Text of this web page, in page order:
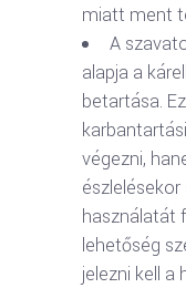
miatt ment
A
alapja a
betartása.
végezni,
használatát
lehetőség
jelezni kell a